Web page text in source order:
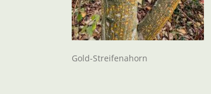
Gold-Streifenahorn